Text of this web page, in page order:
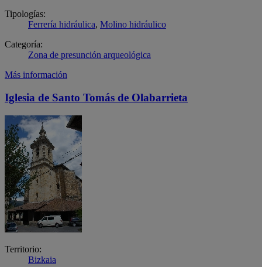
Tipologías:
Ferrería hidráulica, Molino hidráulico
Categoría:
Zona de presunción arqueológica
Más información
Iglesia de Santo Tomás de Olabarrieta
Territorio:
Bizkaia